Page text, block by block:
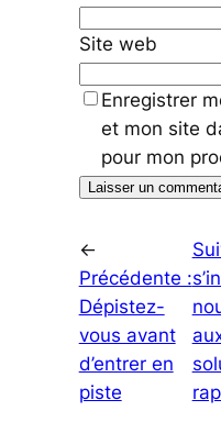
Site web
Enregistrer
et mon site
pour mon
←
Précédente :
Dépistez-
vous avant
d’entrer en
piste